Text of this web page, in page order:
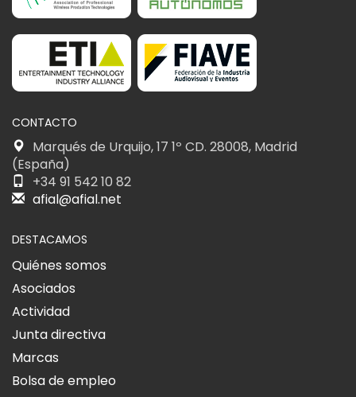
CONTACTO
Marqués de Urquijo, 17 1º CD. 28008, Madrid
(España)
+34 91 542 10 82
afial@afial.net
DESTACAMOS
Quiénes somos
Asociados
Actividad
Junta directiva
Marcas
Bolsa de empleo